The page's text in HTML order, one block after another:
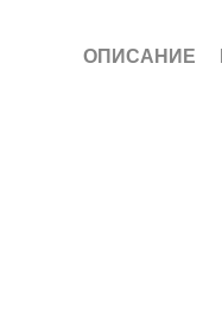
ОПИСАНИЕ